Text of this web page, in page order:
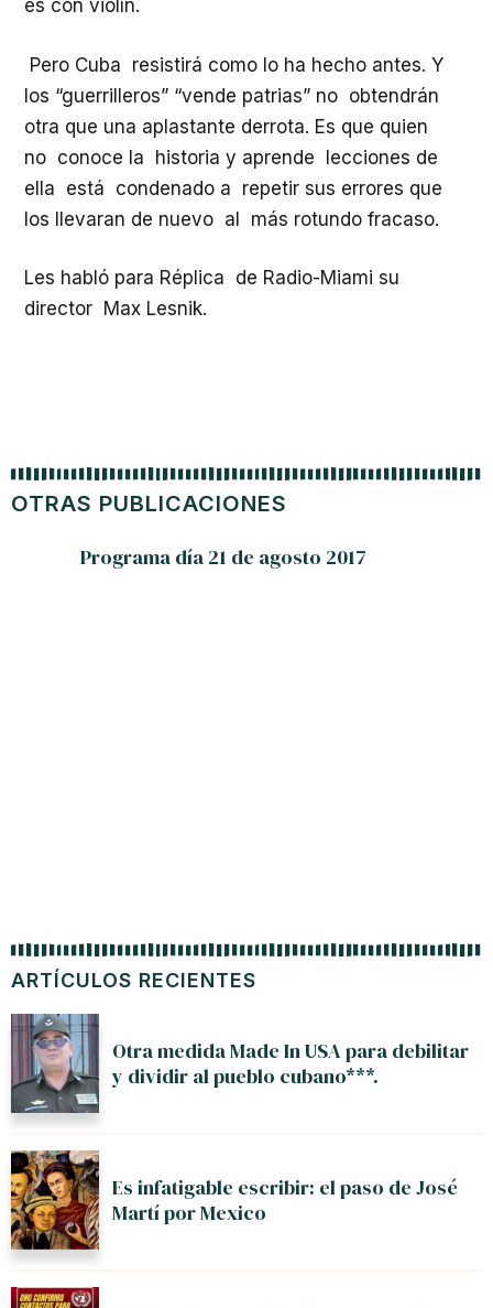
es con violín.
Pero Cuba resistirá como lo ha hecho antes. Y
los “guerrilleros” “vende patrias” no obtendrán
otra que una aplastante derrota. Es que quien
no conoce la historia y aprende lecciones de
ella está condenado a repetir sus errores que
los llevaran de nuevo al más rotundo fracaso.
Les habló para Réplica de Radio-Miami su
director Max Lesnik.
ARTÍCULOS RECIENTES
Otra medida Made In USA para debilitar
y dividir al pueblo cubano***.
Es infatigable escribir: el paso de José
Martí por Mexico
OTRAS PUBLICACIONES
Programa día 21 de agosto 2017